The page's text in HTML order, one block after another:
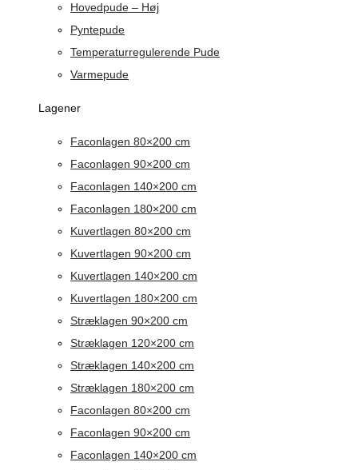
Hovedpude – Høj
Pyntepude
Temperaturregulerende Pude
Varmepude
Lagener
Faconlagen 80×200 cm
Faconlagen 90×200 cm
Faconlagen 140×200 cm
Faconlagen 180×200 cm
Kuvertlagen 80×200 cm
Kuvertlagen 90×200 cm
Kuvertlagen 140×200 cm
Kuvertlagen 180×200 cm
Stræklagen 90×200 cm
Stræklagen 120×200 cm
Stræklagen 140×200 cm
Stræklagen 180×200 cm
Faconlagen 80×200 cm
Faconlagen 90×200 cm
Faconlagen 140×200 cm